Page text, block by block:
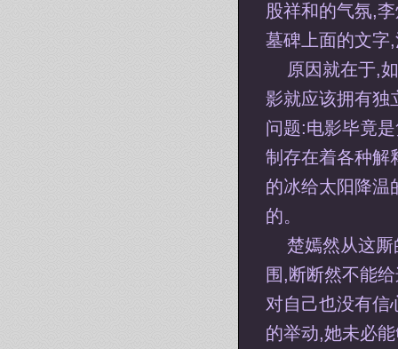
股祥和的气氛,
墓碑上面的文字
原因就在于,
影就应该拥有独
问题:电影毕竟
制存在着各种解
的冰给太阳降
的。
楚嫣然从这
围,断断然不能
对自己也没有信
的举动,她未必